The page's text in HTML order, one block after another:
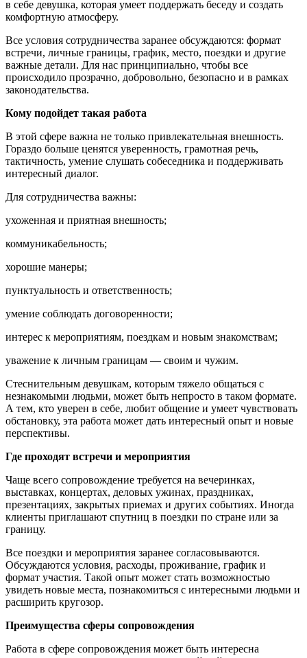
в себе девушка, которая умеет поддержать беседу и создать
комфортную атмосферу.
Все условия сотрудничества заранее обсуждаются: формат
встречи, личные границы, график, место, поездки и другие
важные детали. Для нас принципиально, чтобы все
происходило прозрачно, добровольно, безопасно и в рамках
законодательства.
Кому подойдет такая работа
В этой сфере важна не только привлекательная внешность.
Гораздо больше ценятся уверенность, грамотная речь,
тактичность, умение слушать собеседника и поддерживать
интересный диалог.
Для сотрудничества важны:
ухоженная и приятная внешность;
коммуникабельность;
хорошие манеры;
пунктуальность и ответственность;
умение соблюдать договоренности;
интерес к мероприятиям, поездкам и новым знакомствам;
уважение к личным границам — своим и чужим.
Стеснительным девушкам, которым тяжело общаться с
незнакомыми людьми, может быть непросто в таком формате.
А тем, кто уверен в себе, любит общение и умеет чувствовать
обстановку, эта работа может дать интересный опыт и новые
перспективы.
Где проходят встречи и мероприятия
Чаще всего сопровождение требуется на вечеринках,
выставках, концертах, деловых ужинах, праздниках,
презентациях, закрытых приемах и других событиях. Иногда
клиенты приглашают спутниц в поездки по стране или за
границу.
Все поездки и мероприятия заранее согласовываются.
Обсуждаются условия, расходы, проживание, график и
формат участия. Такой опыт может стать возможностью
увидеть новые места, познакомиться с интересными людьми и
расширить кругозор.
Преимущества сферы сопровождения
Работа в сфере сопровождения может быть интересна